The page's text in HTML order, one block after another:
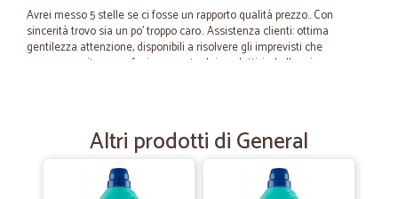
Avrei messo 5 stelle se ci fosse un rapporto qualità prezzo.. Con
sincerità trovo sia un po' troppo caro.. Assistenza clienti: ottima
gentilezza attenzione, disponibili a risolvere gli imprevisti che
possono capitare. confezionamento dei prodotti, imballaggio,
— Claudio C.
Altri prodotti di General